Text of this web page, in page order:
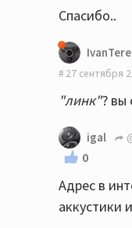
Спасибо..
27 сентября
"линк"? вы
igal
0
Адрес в
аккустики